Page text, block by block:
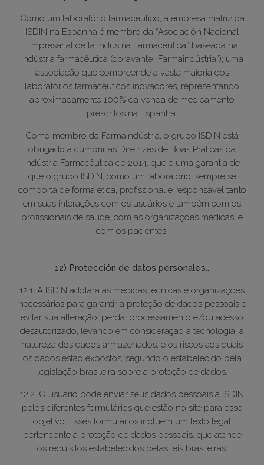
Como um laboratório farmacêutico, a empresa matriz da
ISDIN na Espanha é membro da “Asociación Nacional
Empresarial de la Industria Farmacéutica” baseada na
indústria farmacêutica (doravante “Farmaindústria”); uma
associação que compreende a vasta maioria dos
laboratórios farmacêuticos inovadores, representando
aproximadamente 100% da venda de medicamento
prescritos na Espanha.
Como membro da Farmaindústria, o grupo ISDIN está
obrigado a cumprir as Diretrizes de Boas Práticas da
Indústria Farmacêutica de 2014, que é uma garantia de
que o grupo ISDIN, como um laboratório, sempre se
comporta de forma ética, profissional e responsável tanto
em suas interações com os usuários e também com os
profissionais de saúde, com as organizações médicas, e
com os pacientes.
12) Protección de datos personales..
12.1. A ISDIN adotará as medidas técnicas e organizações
necessárias para garantir a proteção de dados pessoais e
evitar sua alteração, perda, processamento e/ou acesso
desautorizado, levando em consideração a tecnologia, a
natureza dos dados armazenados, e os riscos aos quais
os dados estão expostos, segundo o estabelecido pela
legislação brasileira sobre a proteção de dados.
12.2. O usuário pode enviar seus dados pessoais à ISDIN
pelos diferentes formulários que estão no site para esse
objetivo. Esses formulários incluem um texto legal
pertencente à proteção de dados pessoais, que atende
os requisitos estabelecidos pelas leis brasileiras.